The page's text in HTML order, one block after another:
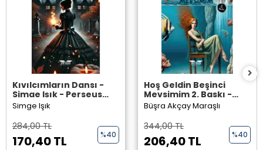
Kıvılcımların Dansı -
Simge Işık - Perseus
Yayınevi -
Simge Işık
284,00 TL
170,40 TL %40
Hoş Geldin Beşinci
Mevsimim 2. Baskı -
Büşra Akçay Maraşlı -
Perseus Yayınevi -
Büşra Akçay Maraşlı
344,00 TL
206,40 TL %40